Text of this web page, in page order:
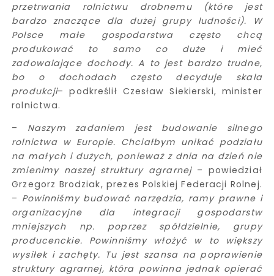
przetrwania rolnictwu drobnemu (które jest
bardzo znaczące dla dużej grupy ludności). W
Polsce małe gospodarstwa często chcą
produkować to samo co duże i mieć
zadowalające dochody. A to jest bardzo trudne,
bo o dochodach często decyduje skala
produkcji– podkreślił Czesław Siekierski, minister
rolnictwa.
– Naszym zadaniem jest budowanie silnego
rolnictwa w Europie. Chciałbym unikać podziału
na małych i dużych, ponieważ z dnia na dzień nie
zmienimy naszej struktury agrarnej – powiedział
Grzegorz Brodziak, prezes Polskiej Federacji Rolnej.
– Powinniśmy budować narzędzia, ramy prawne i
organizacyjne dla integracji gospodarstw
mniejszych np. poprzez spółdzielnie, grupy
producenckie. Powinniśmy włożyć w to większy
wysiłek i zachęty. Tu jest szansa na poprawienie
struktury agrarnej, która powinna jednak opierać